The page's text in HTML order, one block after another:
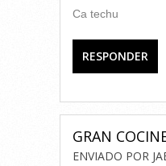
Ca techu
RESPONDER
GRAN
ENVIADO POR